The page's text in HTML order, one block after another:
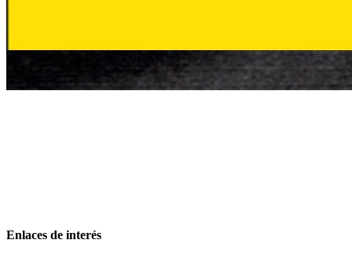
Enlaces de interés